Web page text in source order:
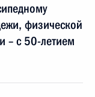
физической
– с 50-летием